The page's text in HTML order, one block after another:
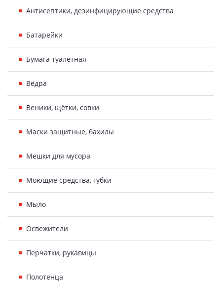
Антисептики, дезинфицирующие средства
Батарейки
Бумага туалетная
Вёдра
Веники, щётки, совки
Маски защитные, бахилы
Мешки для мусора
Моющие средства, губки
Мыло
Освежители
Перчатки, рукавицы
Полотенца